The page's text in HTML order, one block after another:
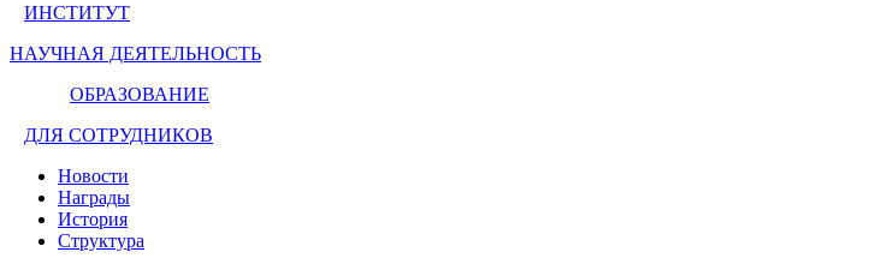
ИНСТИТУТ
НАУЧНАЯ ДЕЯТЕЛЬНОСТЬ
ОБРАЗОВАНИЕ
ДЛЯ СОТРУДНИКОВ
Новости
Награды
История
Структура